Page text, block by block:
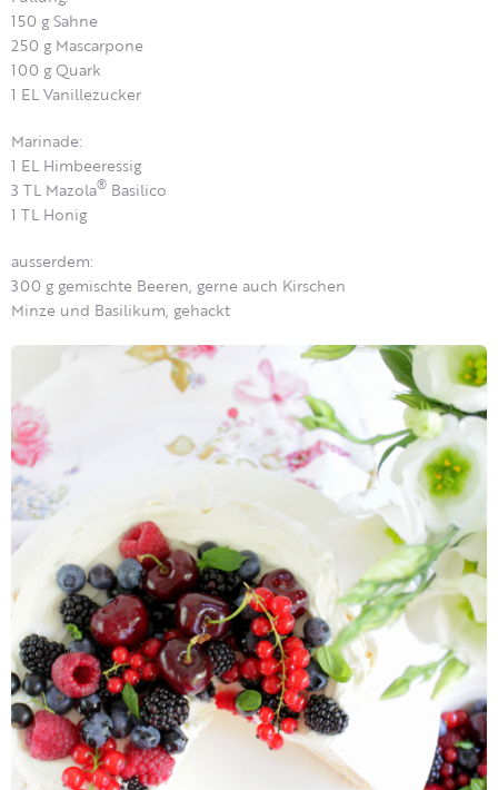
150 g Sahne
250 g Mascarpone
100 g Quark
1 EL Vanillezucker
Marinade:
1 EL Himbeeressig
3 TL Mazola® Basilico
1 TL Honig
ausserdem:
300 g gemischte Beeren, gerne auch Kirschen
Minze und Basilikum, gehackt